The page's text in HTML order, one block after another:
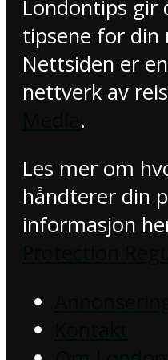
Londontips gir
tipsene for din
Nettsiden er
nettverk av
.
Les mer om
håndterer din
informasjon